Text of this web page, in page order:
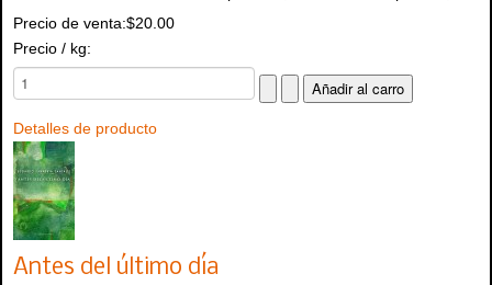
Precio de venta:$20.00
Precio / kg:
Detalles de producto
Antes del último día